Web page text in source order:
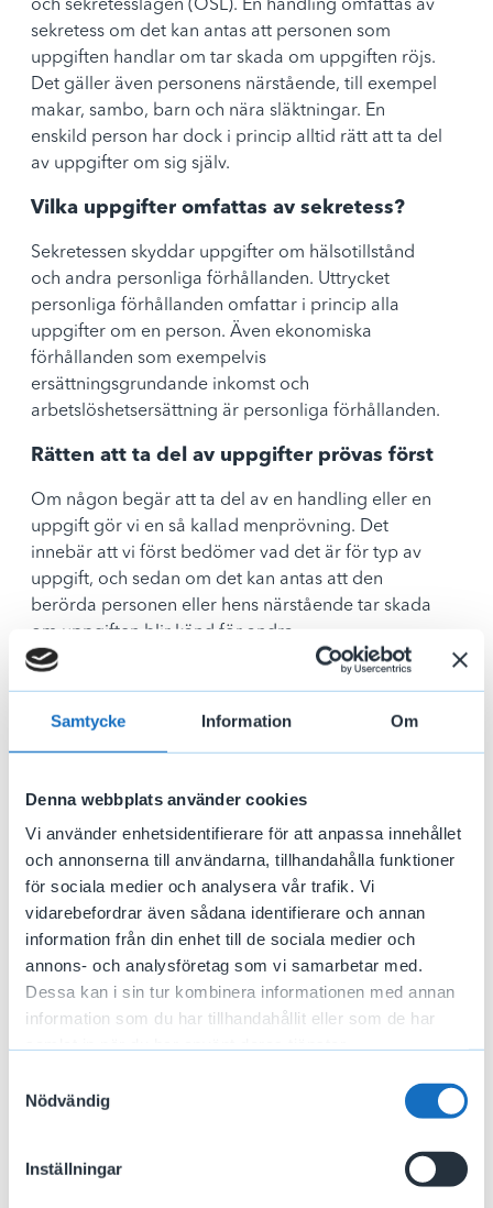
Samtycke Information Om
Denna webbplats använder cookies
Vi använder enhetsidentifierare för att anpassa innehållet
och annonserna till användarna, tillhandahålla funktioner
för sociala medier och analysera vår trafik. Vi
vidarebefordrar även sådana identifierare och annan
information från din enhet till de sociala medier och
annons- och analysföretag som vi samarbetar med.
Dessa kan i sin tur kombinera informationen med annan
information som du har tillhandahållit eller som de har
Nödvändig
Inställningar
och sekretesslagen (OSL). En handling omfattas av
sekretess om det kan antas att personen som
uppgiften handlar om tar skada om uppgiften röjs.
Det gäller även personens närstående, till exempel
makar, sambo, barn och nära släktningar. En
enskild person har dock i princip alltid rätt att ta del
av uppgifter om sig själv.
Vilka uppgifter omfattas av sekretess?
Sekretessen skyddar uppgifter om hälsotillstånd
och andra personliga förhållanden. Uttrycket
personliga förhållanden omfattar i princip alla
uppgifter om en person. Även ekonomiska
förhållanden som exempelvis
ersättningsgrundande inkomst och
arbetslöshetsersättning är personliga förhållanden.
Rätten att ta del av uppgifter prövas först
Om någon begär att ta del av en handling eller en
uppgift gör vi en så kallad menprövning. Det
innebär att vi först bedömer vad det är för typ av
uppgift, och sedan om det kan antas att den
berörda personen eller hens närstående tar skada
om uppgiften blir känd för andra.
I vissa situationer kan en uppgift lämnas ut trots att
till exempel uppgiftsskyldighet gentemot andra
myndigheter.
Läs mer
Jobba hos oss
Det här kan vi erbjuda dig som